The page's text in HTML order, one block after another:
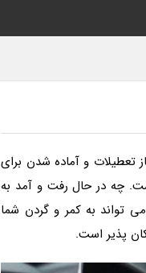
تعطیلات و آماده شدن برای
چه در حال رفت و آمد به
تواند به کمر و گردن شما
پذیر است.